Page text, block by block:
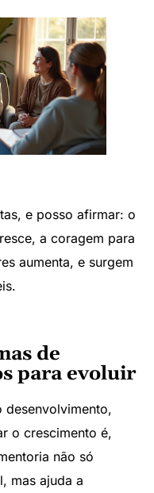
e posso afirmar: o
a coragem para
aumenta, e surgem
de
para evoluir
desenvolvimento,
o crescimento é,
não só
mas ajuda a